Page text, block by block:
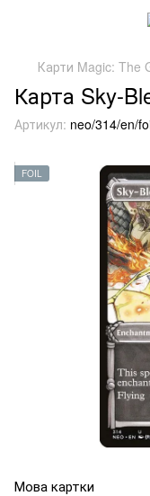
Карти Magic: The
Карта Sky-
Артикул: neo/314/en/
FOIL
Мова картки